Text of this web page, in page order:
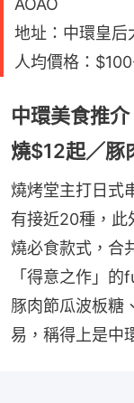
地址：中環皇
人均價格：
中環美食推
燒$12起／豚
燒烤堂主打日式
有接近20種，此
燒必食款式，合
「得意之作」
豚肉節瓜波板糖
易，稱得上是中